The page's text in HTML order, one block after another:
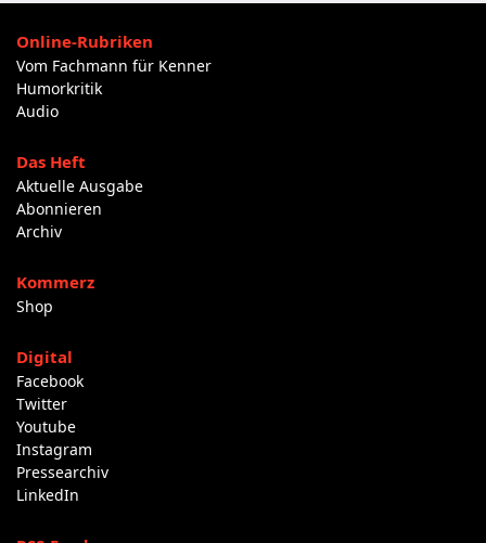
Online-Rubriken
Vom Fachmann für Kenner
Humorkritik
Audio
Das Heft
Aktuelle Ausgabe
Abonnieren
Archiv
Kommerz
Shop
Digital
Facebook
Twitter
Youtube
Instagram
Pressearchiv
LinkedIn